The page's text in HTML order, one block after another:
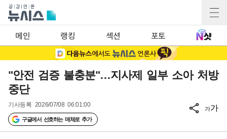
메인 랭킹 섹션 포토
"안전 검증 불충분"…지사제 일부 소아 처방
중단
기사등록 2026/07/08 06:01:00
구글에서 선호하는 매체로 추가
가가